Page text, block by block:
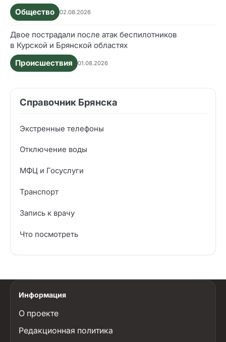
Общество
02.08.2026
Двое пострадали после атак беспилотников
в Курской и Брянской областях
Происшествия
01.08.2026
Справочник Брянска
Экстренные телефоны
Отключение воды
МФЦ и Госуслуги
Транспорт
Запись к врачу
Что посмотреть
Информация
О проекте
Редакционная политика